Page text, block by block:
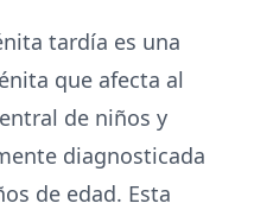
tardía es una
que afecta al
de niños y
diagnosticada
de edad. Esta